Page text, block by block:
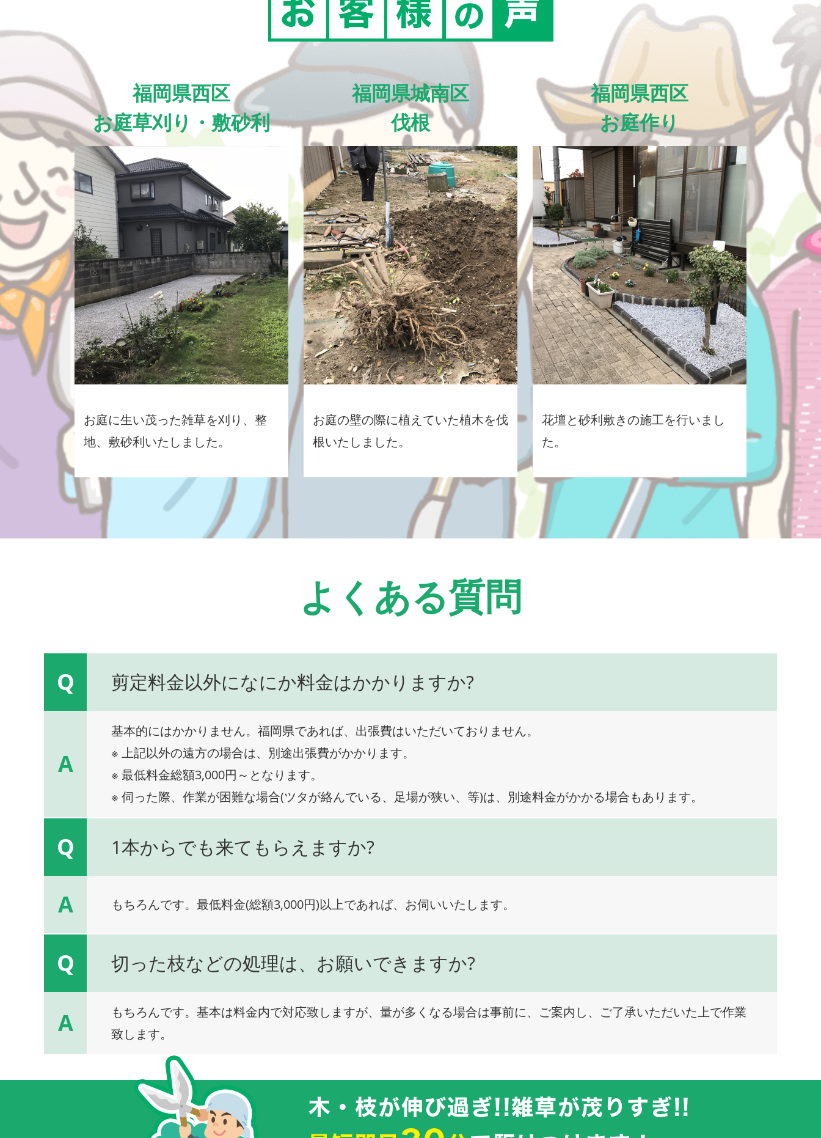
福岡県西区
お庭草刈り・敷砂利
お庭に生い茂った雑草を刈り、整
地、敷砂利いたしました。
福岡県城南区
伐根
お庭の壁の際に植えていた植木を伐
根いたしました。
福岡県西区
お庭作り
花壇と砂利敷きの施工を行いまし
た。
よくある質問
Q 剪定料金以外になにか料金はかかりますか?
A
基本的にはかかりません。福岡県であれば、出張費はいただいておりません。
※ 上記以外の遠方の場合は、別途出張費がかかります。
※ 最低料金総額3,000円～となります。
※ 伺った際、作業が困難な場合(ツタが絡んでいる、足場が狭い、等)は、別途料金がかかる場合もあります。
Q 1本からでも来てもらえますか?
A もちろんです。最低料金(総額3,000円)以上であれば、お伺いいたします。
Q 切った枝などの処理は、お願いできますか?
A
もちろんです。基本は料金内で対応致しますが、量が多くなる場合は事前に、ご案内し、ご了承いただいた上で作業
致します。